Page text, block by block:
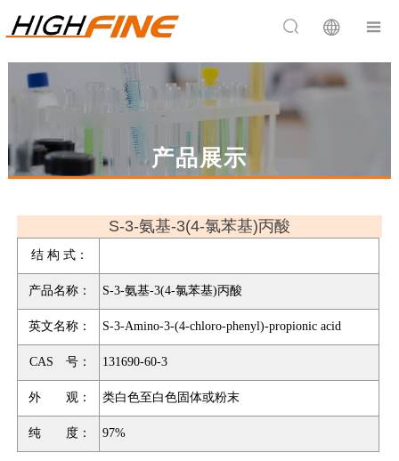
 
产品展示
S-3-氨基-3(4-氯苯基)丙酸
结 构 式：
产品名称： S-3-氨基-3(4-氯苯基)丙酸
英文名称： S-3-Amino-3-(4-chloro-phenyl)-propionic acid
CAS 号： 131690-60-3
外 观： 类白色至白色固体或粉末
纯 度： 97%